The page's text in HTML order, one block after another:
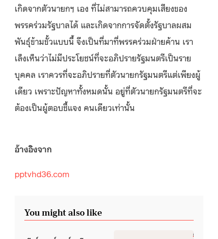
เกิดจากตัวนายกฯ เอง ที่ไม่สามารถควบคุมเสียงของ
พรรคร่วมรัฐบาลได้ และเกิดจากการจัดตั้งรัฐบาลผสม
พันธุ์ข้ามขั้วแบบนี้ จึงเป็นที่มาที่พรรคร่วมฝ่ายค้าน เรา
เล็งเห็นว่าไม่มีประโยชน์ที่จะอภิปรายรัฐมนตรีเป็นราย
บุคคล เราควรที่จะอภิปรายที่ตัวนายกรัฐมนตรีแต่เพียงผู้
เดียว เพราะปัญหาทั้งหมดนั้น อยู่ที่ตัวนายกรัฐมนตรีที่จะ
ต้องเป็นผู้ตอบชี้แจง คนเดียวเท่านั้น
อ้างอิงจาก
pptvhd36.com
You might also like